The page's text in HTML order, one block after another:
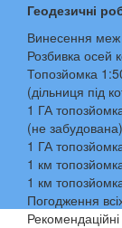
Геодезичні
Винесення меж
Розбивка осей
Топозйомка
(дільниця під
1 ГА
(не забудована)
1 ГА
1 км
1 км
Погодження